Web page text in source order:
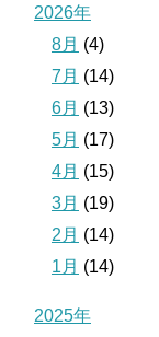
2026年
8月 (4)
7月 (14)
6月 (13)
5月 (17)
4月 (15)
3月 (19)
2月 (14)
1月 (14)
2025年